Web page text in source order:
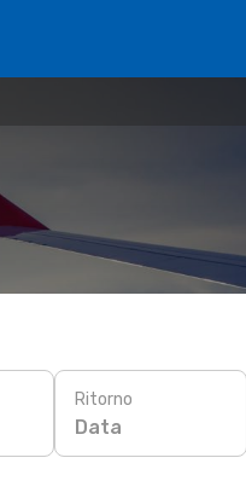
Ritorno
Data